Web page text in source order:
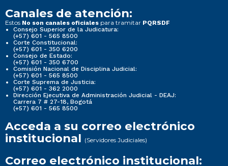
Canales de atención:
Estos No son canales oficiales para tramitar PQRSDF
Consejo Superior de la Judicatura:
(+57) 601 - 565 8500
Corte Constitucional:
(+57) 601 - 350 6200
Consejo de Estado:
(+57) 601 - 350 6700
Comisión Nacional de Disciplina Judicial:
(+57) 601 - 565 8500
Corte Suprema de Justicia:
(+57) 601 - 362 2000
Dirección Ejecutiva de Administración Judicial - DEAJ:
Carrera 7 # 27-18, Bogotá
(+57) 601 - 565 8500
Acceda a su correo electrónico
institucional (Servidores Judiciales)
Correo electrónico institucional: